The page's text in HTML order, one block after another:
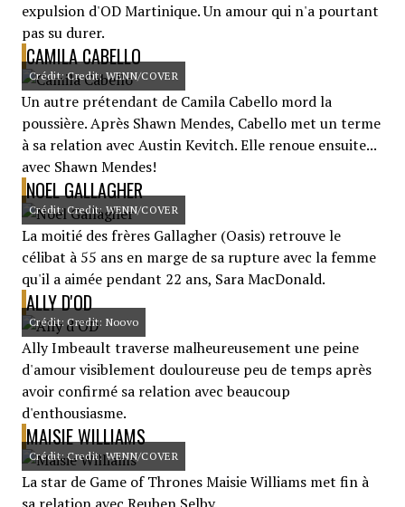
expulsion d'OD Martinique. Un amour qui n'a pourtant
pas su durer.
CAMILA CABELLO
Crédit: Credit: WENN/COVER
Un autre prétendant de Camila Cabello mord la
poussière. Après Shawn Mendes, Cabello met un terme
à sa relation avec Austin Kevitch. Elle renoue ensuite...
avec Shawn Mendes!
NOEL GALLAGHER
Crédit: Credit: WENN/COVER
La moitié des frères Gallagher (Oasis) retrouve le
célibat à 55 ans en marge de sa rupture avec la femme
qu'il a aimée pendant 22 ans, Sara MacDonald.
ALLY D'OD
Crédit: Credit: Noovo
Ally Imbeault traverse malheureusement une peine
d'amour visiblement douloureuse peu de temps après
avoir confirmé sa relation avec beaucoup
d'enthousiasme.
MAISIE WILLIAMS
Crédit: Credit: WENN/COVER
La star de Game of Thrones Maisie Williams met fin à